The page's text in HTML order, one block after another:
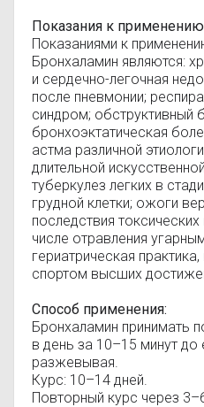
Показания к
Показаниями к
Бронхаламин являются:
и сердечно-легочная
после пневмонии;
синдром; обструктивный
бронхоэктатическая
астма различной
длительной
туберкулез легких в
грудной клетки; ожоги
последствия
числе отравления
гериатрическая
спортом высших
Способ применения:
Бронхаламин принимать
в день за 10–15 минут до
разжевывая.
Курс: 10–14 дней.
Повторный курс через